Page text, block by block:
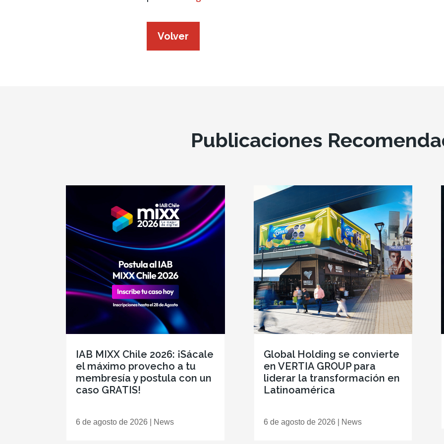
Volver
Publicaciones
IAB MIXX Chile 2026: ¡Sácale
el máximo provecho a tu
membresía y postula con un
caso GRATIS!
6 de agosto de 2026 News
Global Holding se convierte
en VERTIA GROUP para
liderar la transformación en
Latinoamérica
6 de agosto de 2026 News